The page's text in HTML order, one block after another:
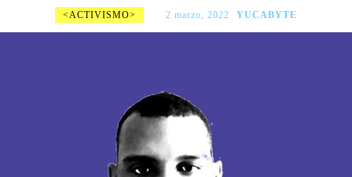
ACTIVISMO 2 marzo, 2022 YUCABYTE